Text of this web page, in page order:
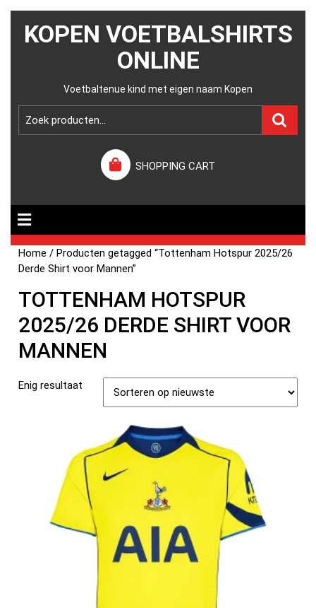
KOPEN VOETBALSHIRTS
ONLINE
Voetbaltenue kind met eigen naam Kopen
SHOPPING CART
Home / Producten getagged “Tottenham Hotspur 2025/26
Derde Shirt voor Mannen”
TOTTENHAM HOTSPUR
2025/26 DERDE SHIRT VOOR
MANNEN
Enig resultaat